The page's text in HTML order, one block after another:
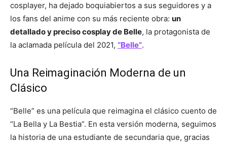
cosplayer, ha dejado boquiabiertos a sus seguidores y a
los fans del anime con su más reciente obra: un
detallado y preciso cosplay de Belle, la protagonista de
la aclamada película del 2021, “Belle”.
Una Reimaginación Moderna de un
Clásico
“Belle” es una película que reimagina el clásico cuento de
“La Bella y La Bestia”. En esta versión moderna, seguimos
la historia de una estudiante de secundaria que, gracias